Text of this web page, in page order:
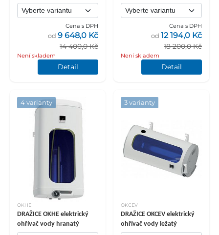
Cena s DPH
14 400,0 Kč
od 9 648,0 Kč
Není skladem
Detail
Cena s DPH
18 200,0 Kč
od 12 194,0 Kč
Není skladem
Detail
4 varianty
OKHE
DRAŽICE OKHE elektrický
ohřívač vody hranatý
3 varianty
OKCEV
DRAŽICE OKCEV elektrický
ohřívač vody ležatý